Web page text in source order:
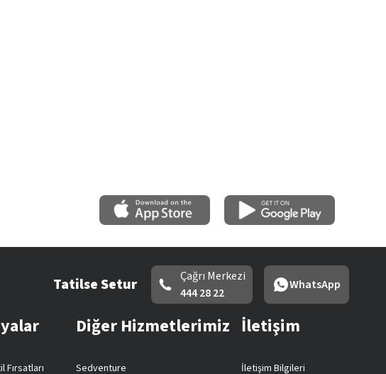
Tatilse Setur
Çağrı Merkezi
444 28 22
WhatsApp
Fırsatları
Diğer Hizmetlerimiz
Sedventure
İletişim
İletişim Bilgileri